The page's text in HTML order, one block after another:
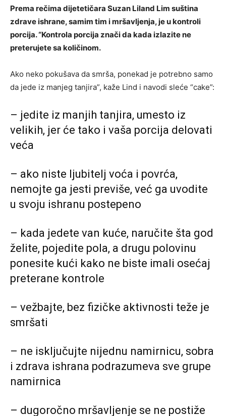
Prema rečima dijetetičara Suzan Liland Lim suština
zdrave ishrane, samim tim i mršavljenja, je u kontroli
porcija. “Kontrola porcija znači da kada izlazite ne
preterujete sa količinom.
Ako neko pokušava da smrša, ponekad je potrebno samo
da jede iz manjeg tanjira”, kaže Lind i navodi sleće “cake”:
– jedite iz manjih tanjira, umesto iz
velikih, jer će tako i vaša porcija delovati
veća
– ako niste ljubitelj voća i povrća,
nemojte ga jesti previše, već ga uvodite
u svoju ishranu postepeno
– kada jedete van kuće, naručite šta god
želite, pojedite pola, a drugu polovinu
ponesite kući kako ne biste imali osećaj
preterane kontrole
– vežbajte, bez fizičke aktivnosti teže je
smršati
– ne isključujte nijednu namirnicu, sobra
i zdrava ishrana podrazumeva sve grupe
namirnica
– dugoročno mršavljenje se ne postiže